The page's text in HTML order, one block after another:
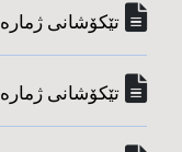
تێکۆشانی ژماره‌ ٣٤٠
تێکۆشانی ژماره‌ ٣٣٩